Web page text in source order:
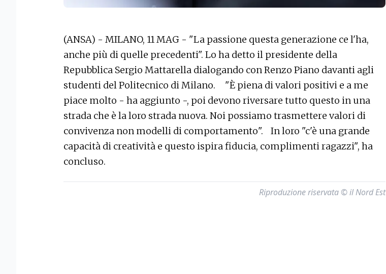
(ANSA) - MILANO, 11 MAG - "La passione questa generazione ce l'ha,
anche più di quelle precedenti". Lo ha detto il presidente della
Repubblica Sergio Mattarella dialogando con Renzo Piano davanti agli
studenti del Politecnico di Milano. "È piena di valori positivi e a me
piace molto - ha aggiunto -, poi devono riversare tutto questo in una
strada che è la loro strada nuova. Noi possiamo trasmettere valori di
convivenza non modelli di comportamento". In loro "c'è una grande
capacità di creatività e questo ispira fiducia, complimenti ragazzi", ha
concluso.
Riproduzione riservata © il Nord Est